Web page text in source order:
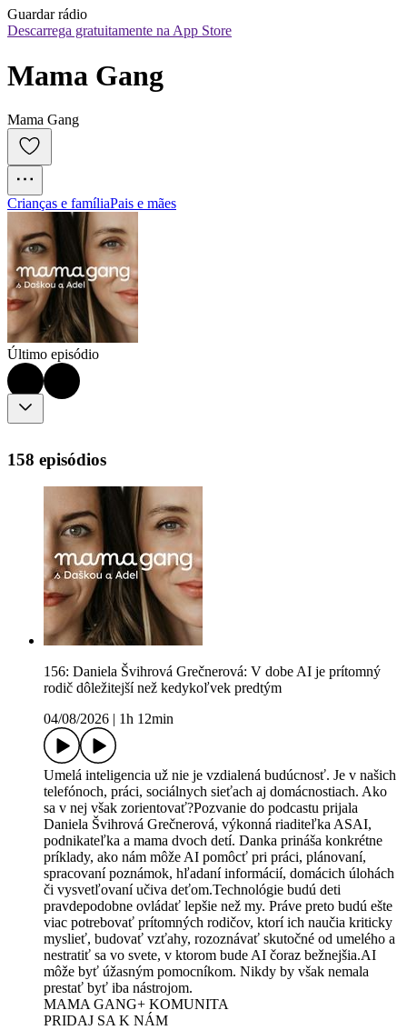
Guardar rádio
Descarrega gratuitamente na App Store
Mama Gang
Mama Gang
Crianças e famíliaPais e mães
Último episódio
158 episódios
156: Daniela Švihrová Grečnerová: V dobe AI je prítomný
rodič dôležitejší než kedykoľvek predtým
04/08/2026
1h 12min
Umelá inteligencia už nie je vzdialená budúcnosť. Je v našich
telefónoch, práci, sociálnych sieťach aj domácnostiach. Ako
sa v nej však zorientovať?Pozvanie do podcastu prijala
Daniela Švihrová Grečnerová, výkonná riaditeľka ASAI,
podnikateľka a mama dvoch detí. Danka prináša konkrétne
príklady, ako nám môže AI pomôcť pri práci, plánovaní,
spracovaní poznámok, hľadaní informácií, domácich úlohách
či vysvetľovaní učiva deťom.Technológie budú deti
pravdepodobne ovládať lepšie než my. Práve preto budú ešte
viac potrebovať prítomných rodičov, ktorí ich naučia kriticky
myslieť, budovať vzťahy, rozoznávať skutočné od umelého a
nestratiť sa vo svete, v ktorom bude AI čoraz bežnejšia.AI
môže byť úžasným pomocníkom. Nikdy by však nemala
prestať byť iba nástrojom.
MAMA GANG+ KOMUNITA
⁠PRIDAJ SA K NÁM⁠⁠⁠⁠⁠⁠⁠